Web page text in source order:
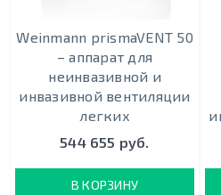
Weinmann prismaVENT 50
– аппарат для
неинвазивной и
инвазивной вентиляции
легких
544 655 руб.
В КОРЗИНУ